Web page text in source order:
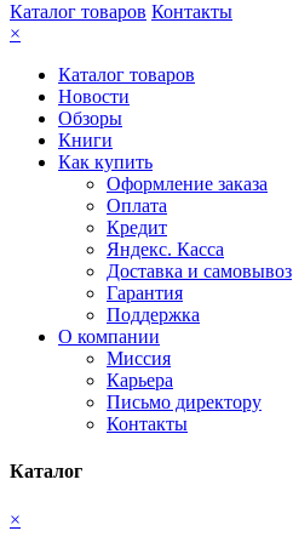
Каталог товаров Контакты
×
Каталог товаров
Новости
Обзоры
Книги
Как купить
Оформление заказа
Оплата
Кредит
Яндекс. Касса
Доставка и самовывоз
Гарантия
Поддержка
О компании
Миссия
Карьера
Письмо директору
Контакты
Каталог
×